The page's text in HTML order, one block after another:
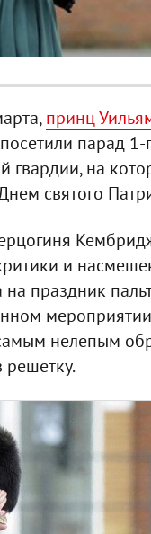
принц
посетили парад 1-
гвардии, на
святого
и
на праздник
нелепым
решетку.